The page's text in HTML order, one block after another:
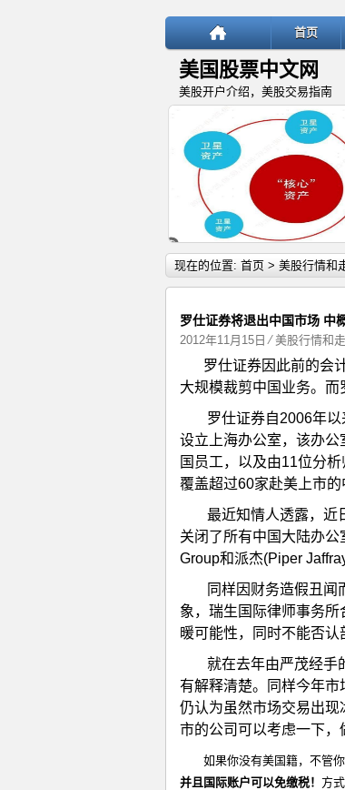
首页
美国股票中文网
美股开户介绍，美股交易指南
“核心—卫星”投资策略：稳
现在的位置: 首页 > 美股行情和
罗仕证券将退出中国市场 中
2012年11月15日 ⁄美股行情和
罗仕证券因此前的会
大规模裁剪中国业务。而
罗仕证券自2006年
设立上海办公室，该办
国员工，以及由11位分
覆盖超过60家赴美上市的
最近知情人透露，近
关闭了所有中国大陆办
Group和派杰(Piper
同样因财务造假丑
象，瑞生国际律师事务
暖可能性，同时不能否认
就在去年由严茂经手
有解释清楚。同样今年
仍认为虽然市场交易出
市的公司可以考虑一下，
如果你没有美国籍，不管
并且国际账户可以免缴税！ 方